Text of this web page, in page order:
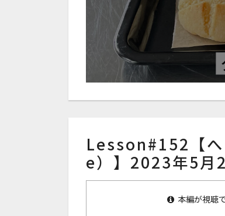
Lesson#152【
e）】2023年5月
本編が視聴